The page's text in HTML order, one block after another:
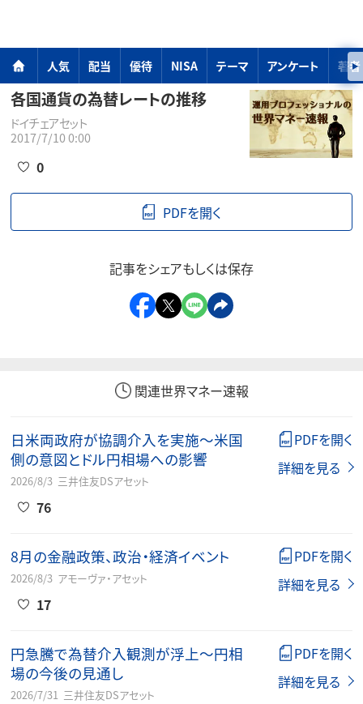
人気 配当 優待 NISA テーマ アンケート 著者
各国通貨の為替レートの推移
ドイチェアセット
2017/7/10 0:00
0
PDFを開く
記事をシェアもしくは保存
関連世界マネー速報
日米両政府が協調介入を実施～米国
側の意図とドル円相場への影響
2026/8/3 三井住友DSアセット
76
PDFを開く
詳細を見る
8月の金融政策、政治・経済イベント
2026/8/3 アモーヴァ・アセット
17
PDFを開く
詳細を見る
円急騰で為替介入観測が浮上～円相
場の今後の見通し
2026/7/31 三井住友DSアセット
PDFを開く
詳細を見る